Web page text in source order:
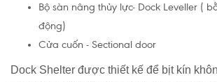
Bộ sàn nâng thủy lực- Dock Leveller (
động)
Cửa cuốn - Sectional door
Dock Shelter được thiết kế để bịt kín